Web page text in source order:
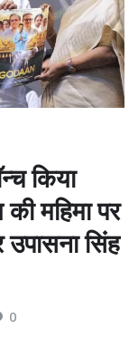
किया
की महिमा पर
सिंह
0